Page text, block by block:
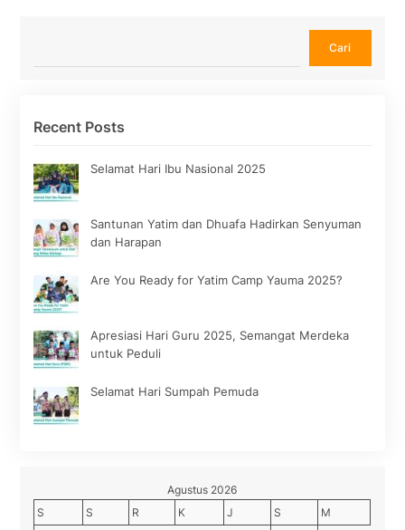
Cari
Recent Posts
Selamat Hari Ibu Nasional 2025
Santunan Yatim dan Dhuafa Hadirkan Senyuman
dan Harapan
Are You Ready for Yatim Camp Yauma 2025?
Apresiasi Hari Guru 2025, Semangat Merdeka
untuk Peduli
Selamat Hari Sumpah Pemuda
Agustus 2026
S
S R K J S
M